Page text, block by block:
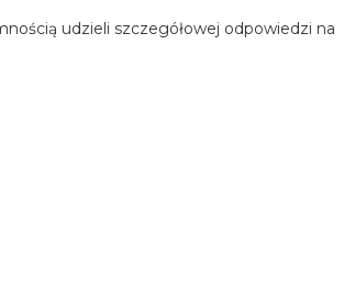
udzieli szczegółowej odpowiedzi na